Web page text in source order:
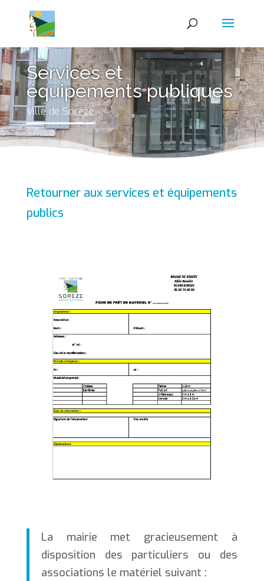
Services et
équipements publiques
Ville de Sorèze
Retourner aux services et équipements
publics
La mairie met gracieusement à
disposition des particuliers ou des
associations le matériel suivant :